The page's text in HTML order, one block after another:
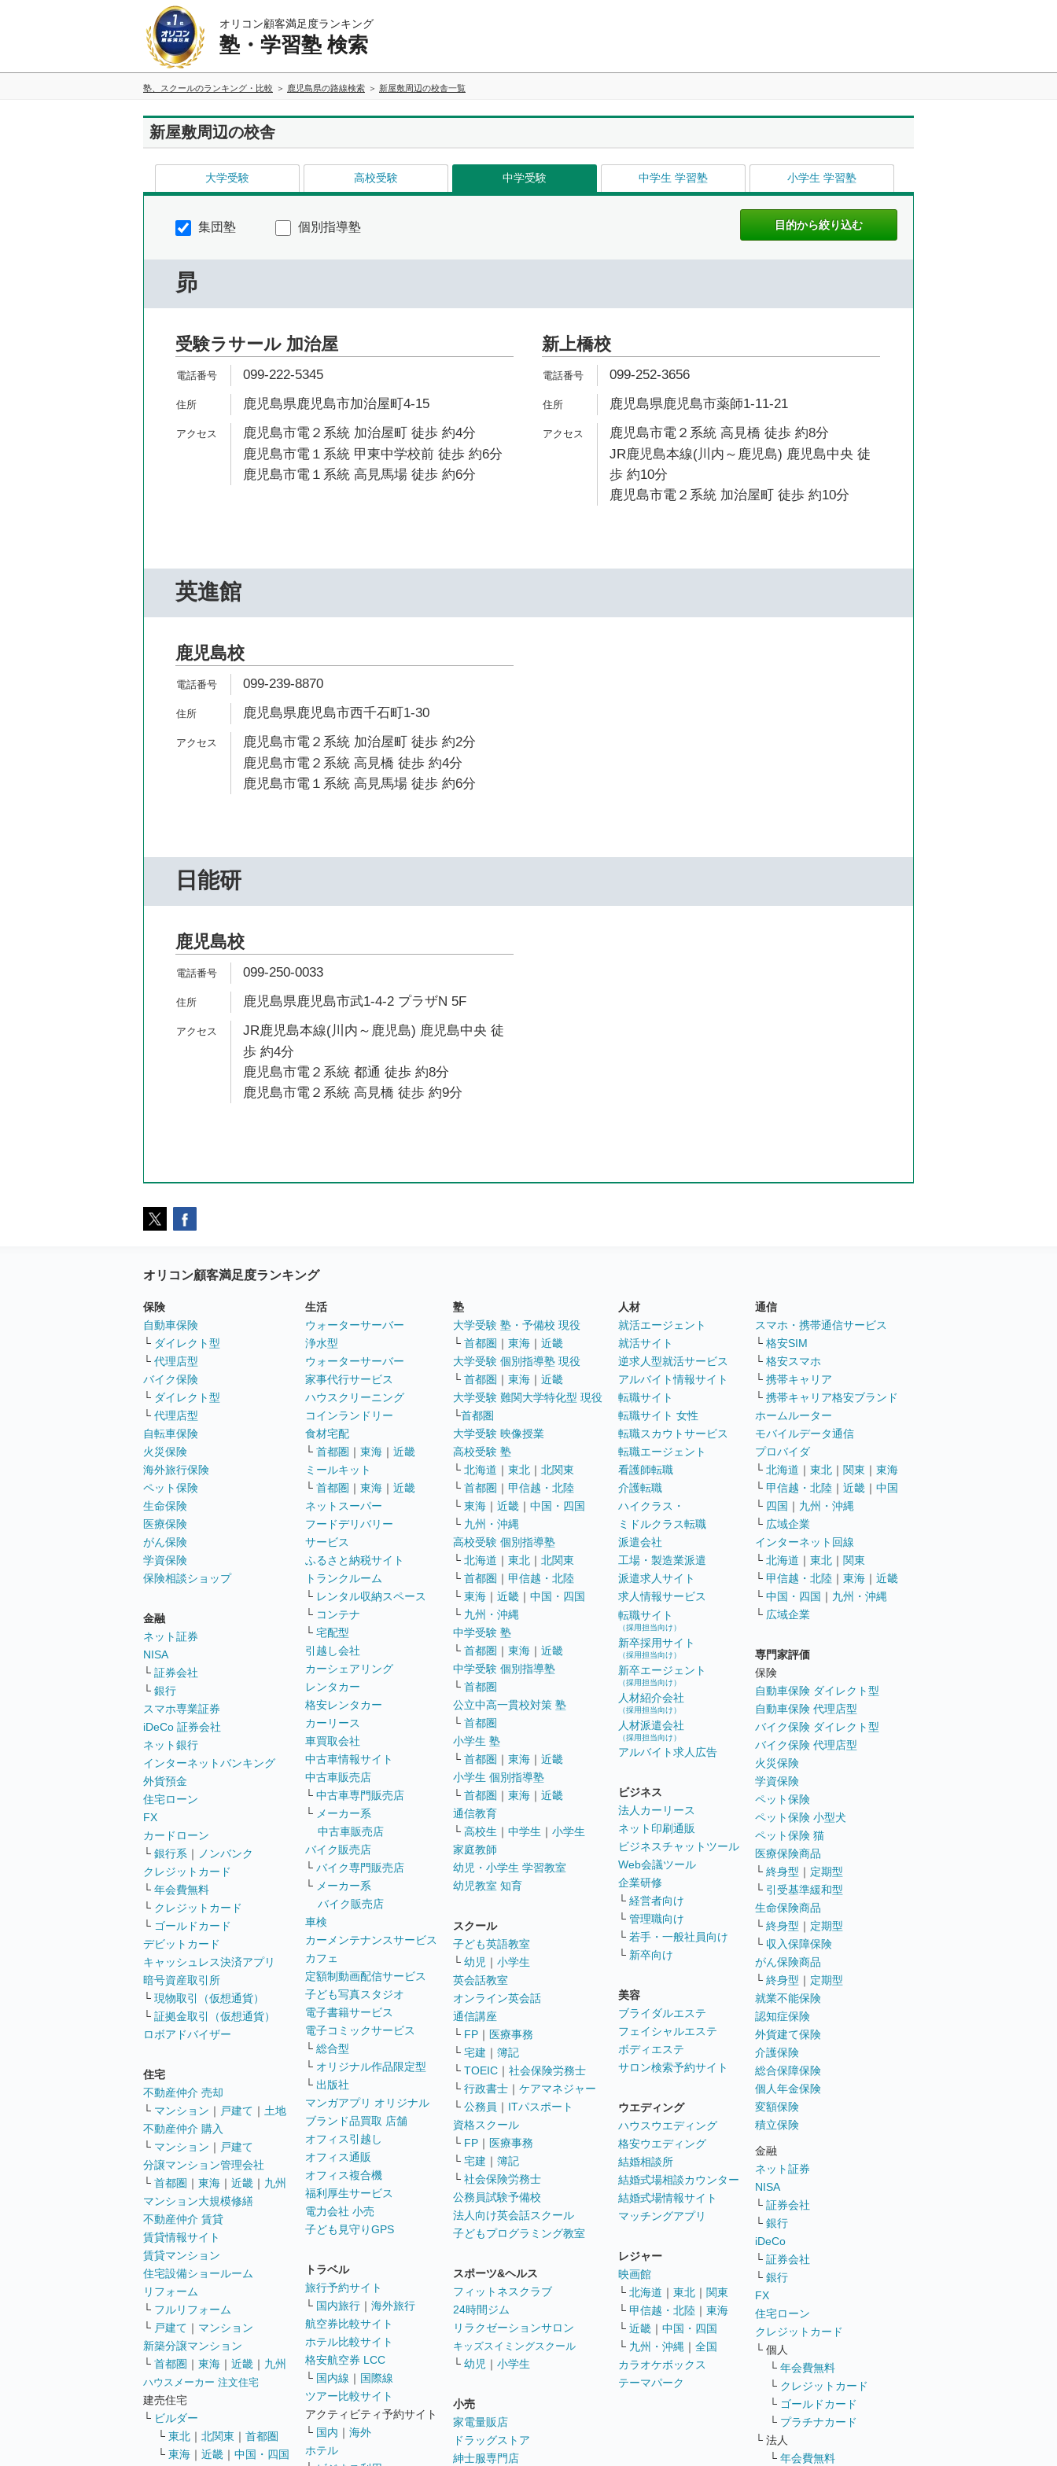
オリコン顧客満足度ランキング
塾・学習塾 検索
塾、スクールのランキング・比較 鹿児島県の路線検索 新屋敷周辺の校舎一覧
新屋敷周辺の校舎
大学受験 高校受験 中学受験 中学生 学習塾 小学生 学習塾
集団塾 個別指導塾
昴
受験ラサール 加治屋
099-222-5345
鹿児島県鹿児島市加治屋町4-15
鹿児島市電２系統 加治屋町 徒歩 約4分
鹿児島市電１系統 甲東中学校前 徒歩 約6分
鹿児島市電１系統 高見馬場 徒歩 約6分
新上橋校
099-252-3656
鹿児島県鹿児島市薬師1-11-21
鹿児島市電２系統 高見橋 徒歩 約8分
JR鹿児島本線(川内～鹿児島) 鹿児島中央 徒
歩 約10分
鹿児島市電２系統 加治屋町 徒歩 約10分
英進館
鹿児島校
099-239-8870
鹿児島県鹿児島市西千石町1-30
鹿児島市電２系統 加治屋町 徒歩 約2分
鹿児島市電２系統 高見橋 徒歩 約4分
鹿児島市電１系統 高見馬場 徒歩 約6分
日能研
鹿児島校
099-250-0033
鹿児島県鹿児島市武1-4-2 プラザN 5F
JR鹿児島本線(川内～鹿児島) 鹿児島中央 徒
歩 約4分
鹿児島市電２系統 都通 徒歩 約8分
鹿児島市電２系統 高見橋 徒歩 約9分
オリコン顧客満足度ランキング
保険
自動車保険
└ ダイレクト型
└ 代理店型
バイク保険
└ ダイレクト型
└ 代理店型
自転車保険
火災保険
海外旅行保険
ペット保険
生命保険
医療保険
がん保険
学資保険
保険相談ショップ
金融
ネット証券
NISA
└ 証券会社
└ 銀行
スマホ専業証券
iDeCo 証券会社
ネット銀行
インターネットバンキング
外貨預金
住宅ローン
FX
カードローン
└ 銀行系 ｜
ノンバンク
クレジットカード
└ 年会費無料
└ クレジットカード
└ ゴールドカード
デビットカード
キャッシュレス決済アプリ
暗号資産取引所
└ 現物取引（仮想通貨）
└ 証拠金取引（仮想通貨）
ロボアドバイザー
住宅
不動産仲介 売却
└ マンション ｜ 戸建て ｜ 土地
不動産仲介 購入
└ マンション ｜ 戸建て
分譲マンション管理会社
└ 首都圏 ｜ 東海 ｜ 近畿 ｜ 九州
マンション大規模修繕
不動産仲介 賃貸
賃貸情報サイト
賃貸マンション
住宅設備ショールーム
リフォーム
└ フルリフォーム
└ 戸建て ｜ マンション
新築分譲マンション
└ 首都圏 ｜ 東海 ｜ 近畿 ｜ 九州
ハウスメーカー 注文住宅
建売住宅
└ ビルダー
└ 東北 ｜ 北関東 ｜ 首都圏
└ 東海 ｜ 近畿 ｜ 中国・四国
生活
ウォーターサーバー
浄水型
ウォーターサーバー
家事代行サービス
ハウスクリーニング
コインランドリー
食材宅配
└ 首都圏 ｜ 東海 ｜ 近畿
ミールキット
└ 首都圏 ｜ 東海 ｜ 近畿
ネットスーパー
フードデリバリー
サービス
ふるさと納税サイト
トランクルーム
└ レンタル収納スペース
└ コンテナ
└ 宅配型
引越し会社
カーシェアリング
レンタカー
格安レンタカー
カーリース
車買取会社
中古車情報サイト
中古車販売店
└ 中古車専門販売店
└ メーカー系
中古車販売店
バイク販売店
└ バイク専門販売店
└ メーカー系
バイク販売店
車検
カーメンテナンスサービス
カフェ
定額制動画配信サービス
子ども写真スタジオ
電子書籍サービス
電子コミックサービス
└ 総合型
└ オリジナル作品限定型
└ 出版社
マンガアプリ オリジナル
ブランド品買取 店舗
オフィス引越し
オフィス通販
オフィス複合機
福利厚生サービス
電力会社 小売
子ども見守りGPS
トラベル
旅行予約サイト
└ 国内旅行 ｜ 海外旅行
航空券比較サイト
ホテル比較サイト
格安航空券 LCC
└ 国内線 ｜ 国際線
ツアー比較サイト
アクティビティ予約サイト
└ 国内 ｜ 海外
ホテル
塾
大学受験 塾・予備校 現役
└ 首都圏 ｜ 東海 ｜ 近畿
大学受験 個別指導塾 現役
└ 首都圏 ｜ 東海 ｜ 近畿
大学受験 難関大学特化型 現役
└首都圏
大学受験 映像授業
高校受験 塾
└ 北海道 ｜ 東北 ｜ 北関東
└ 首都圏 ｜ 甲信越・北陸
└ 東海 ｜ 近畿 ｜ 中国・四国
└ 九州・沖縄
高校受験 個別指導塾
└ 北海道 ｜ 東北 ｜ 北関東
└ 首都圏 ｜ 甲信越・北陸
└ 東海 ｜ 近畿 ｜ 中国・四国
└ 九州・沖縄
中学受験 塾
└ 首都圏 ｜ 東海 ｜ 近畿
中学受験 個別指導塾
└ 首都圏
公立中高一貫校対策 塾
└ 首都圏
小学生 塾
└ 首都圏 ｜ 東海 ｜ 近畿
小学生 個別指導塾
└ 首都圏 ｜ 東海 ｜ 近畿
通信教育
└ 高校生 ｜ 中学生 ｜ 小学生
家庭教師
幼児・小学生 学習教室
幼児教室 知育
スクール
子ども英語教室
└ 幼児 ｜ 小学生
英会話教室
オンライン英会話
通信講座
└ FP ｜ 医療事務
└ 宅建 ｜ 簿記
└ TOEIC ｜ 社会保険労務士
└ 行政書士 ｜ ケアマネジャー
└ 公務員 ｜ ITパスポート
資格スクール
└ FP ｜ 医療事務
└ 宅建 ｜ 簿記
└ 社会保険労務士
公務員試験予備校
法人向け英会話スクール
子どもプログラミング教室
スポーツ&ヘルス
フィットネスクラブ
24時間ジム
リラクゼーションサロン
キッズスイミングスクール
└ 幼児 ｜ 小学生
小売
家電量販店
ドラッグストア
紳士服専門店
人材
就活エージェント
就活サイト
逆求人型就活サービス
アルバイト情報サイト
転職サイト
転職サイト 女性
転職スカウトサービス
転職エージェント
看護師転職
介護転職
ハイクラス・
ミドルクラス転職
派遣会社
工場・製造業派遣
派遣求人サイト
求人情報サービス
転職サイト
（採用担当向け）
新卒採用サイト
（採用担当向け）
新卒エージェント
（採用担当向け）
人材紹介会社
（採用担当向け）
人材派遣会社
（採用担当向け）
アルバイト求人広告
ビジネス
法人カーリース
ネット印刷通販
ビジネスチャットツール
Web会議ツール
企業研修
└ 経営者向け
└ 管理職向け
└ 若手・一般社員向け
└ 新卒向け
美容
ブライダルエステ
フェイシャルエステ
ボディエステ
サロン検索予約サイト
ウエディング
ハウスウエディング
格安ウエディング
結婚相談所
結婚式場相談カウンター
結婚式場情報サイト
マッチングアプリ
レジャー
映画館
└ 北海道 ｜ 東北 ｜ 関東
└ 甲信越・北陸 ｜ 東海
└ 近畿 ｜ 中国・四国
└ 九州・沖縄 ｜ 全国
カラオケボックス
テーマパーク
通信
スマホ・携帯通信サービス
└ 格安SIM
└ 格安スマホ
└ 携帯キャリア
└ 携帯キャリア格安ブランド
ホームルーター
モバイルデータ通信
プロバイダ
└ 北海道 ｜ 東北 ｜ 関東 ｜ 東海
└ 甲信越・北陸 ｜ 近畿 ｜ 中国
└ 四国 ｜ 九州・沖縄
└ 広域企業
インターネット回線
└ 北海道 ｜ 東北 ｜ 関東
└ 甲信越・北陸 ｜ 東海 ｜ 近畿
└ 中国・四国 ｜ 九州・沖縄
└ 広域企業
専門家評価
保険
自動車保険 ダイレクト型
自動車保険 代理店型
バイク保険 ダイレクト型
バイク保険 代理店型
火災保険
学資保険
ペット保険
ペット保険 小型犬
ペット保険 猫
医療保険商品
└ 終身型 ｜ 定期型
└ 引受基準緩和型
生命保険商品
└ 終身型 ｜ 定期型
└ 収入保障保険
がん保険商品
└ 終身型 ｜ 定期型
就業不能保険
認知症保険
外貨建て保険
介護保険
総合保障保険
個人年金保険
変額保険
積立保険
金融
ネット証券
NISA
└ 証券会社
└ 銀行
iDeCo
└ 証券会社
└ 銀行
FX
住宅ローン
クレジットカード
└ 個人
└ 年会費無料
└ クレジットカード
└ ゴールドカード
└ プラチナカード
└ 法人
└ 年会費無料